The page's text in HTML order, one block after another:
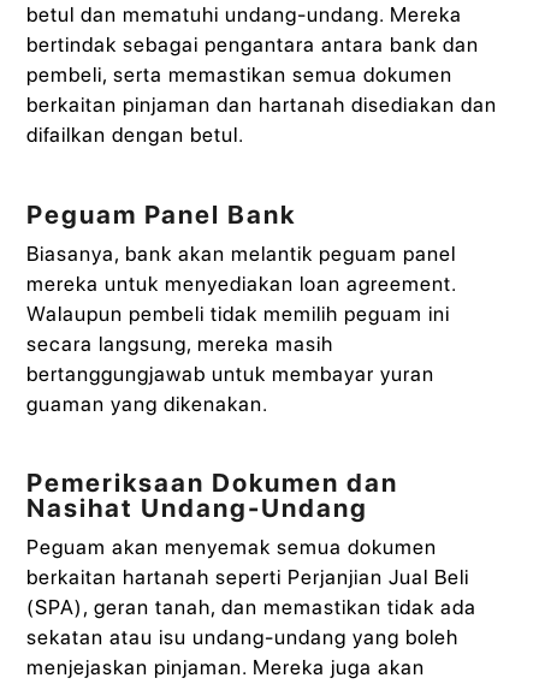
betul dan mematuhi undang-undang. Mereka
bertindak sebagai pengantara antara bank dan
pembeli, serta memastikan semua dokumen
berkaitan pinjaman dan hartanah disediakan dan
difailkan dengan betul.
Peguam Panel Bank
Biasanya, bank akan melantik peguam panel
mereka untuk menyediakan loan agreement.
Walaupun pembeli tidak memilih peguam ini
secara langsung, mereka masih
bertanggungjawab untuk membayar yuran
guaman yang dikenakan.
Pemeriksaan Dokumen dan
Nasihat Undang-Undang
Peguam akan menyemak semua dokumen
berkaitan hartanah seperti Perjanjian Jual Beli
(SPA), geran tanah, dan memastikan tidak ada
sekatan atau isu undang-undang yang boleh
menjejaskan pinjaman. Mereka juga akan